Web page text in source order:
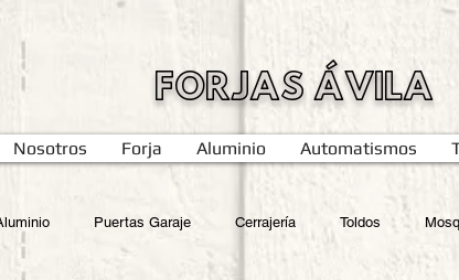
FORJAS ÁVILA
Nosotros Forja Aluminio Automatismos
Puertas Garaje Cerrajería Toldos